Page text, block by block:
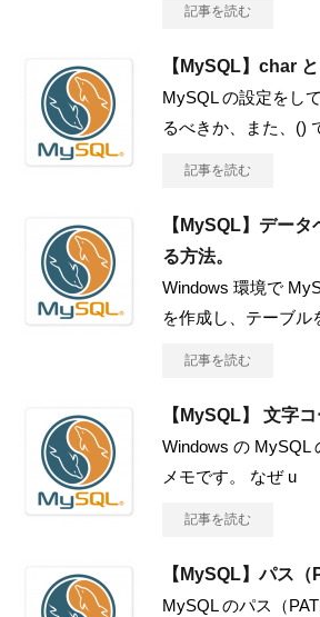
記事を読む
【MySQL】char
MySQL の設定をし
るべきか、また、()
記事を読む
【MySQL】デー
る方法。
Windows 環境で
を作成し、テーブル
記事を読む
【MySQL】 文字
Windows の MySQL
メモです。 なぜ u
記事を読む
【MySQL】パス（
MySQL のパス（